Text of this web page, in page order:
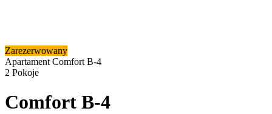
Zarezerwowany
Apartament Comfort B-4​​​​‌ ‍ ​‍​‍‌‍ ‌ ​‍‌‍‍‌‌‍‌ ‌‍‍‌‌‍ ‍​‍​‍​ ‍‍​‍​‍‌ ​ ‌‍​‌‌‍ ‍‌‍‍‌‌ ‌​‌ ‍‌​‍ ‍‌‍‍‌‌‍ ​‍​‍​‍ ​​‍​‍‌‍‍​‌ ​‍‌‍‌‌‌‍‌‍​‍​‍​ ‍‍​‍​‍​‍ ‌ ​ ‌ ‌​‌ ‌‌‌‍‌​‌‍‍‌‌‍ ​‍ ‌‍‍‌‌‍ ‍‌ ‌​‌‍‌‌‌‍ ‍‌ ‌​​‍ ‌‍‌‌‌‍‌​‌‍‍‌‌ ‌​​‍ ‌‍ ‌‌‍ ‌‍‌​‌‍‌‌​ ‌‌ ​​‌ ​‍‌‍‌‌‌ ​ ‌‍‌‌‌‍ ‍‌ ‌​‌‍​‌‌ ‌​‌‍‍‌‌‍ ‌‍ ‍​ ‍ ‌‍‍‌‌‍‌​​ ‌​ ‌ ​ ​ ​ ​​​ ‍​​ ​ ​ ​ ​ ‌ ​ ‍​​‍ ‌​ ‌‌​ ‌‍‌‍‌​​ ‌​​‍ ‌​ ‌​​ ​ ‌‍‌‌​ ‌ ​‍ ‌​ ‍​​ ‍​‌‍​‌‌‍​‌​‍ ‌‌‍‌​​ ‌‌​ ‍‌​ ​‌​ ​​‌‍‌‍​ ​​​ ​‌​ ‍‌​ ​ ‌‍​ ​ ​​​ ‍ ‌ ‌​‌ ‍‌‌ ​​‌‍‌‌​ ‌‌‍​‌‌ ​​‌‍​‌‌ ​‍‌ ‌​‌‍ ‌‌‍‌‌‌‍ ‍‌ ‌​​ ‍ ‌ ​​‌‍​‌‌ ‌​‌‍‍​​ ‌‌‍ ‍‌‍​‌‌‍ ‌‌‍‌‌​ ‌‍​‍‌‍​‌‌ ​ ‌‍‌‌‌‌‌‌‌ ​‍‌‍ ​​ ‌​‍‌‌​ ​‍‌​‌‍‌ ​ ‌ ‌​‌ ‌‌‌‍‌​‌‍‍‌‌‍ ​‍‌‍‌‍‍‌‌‍‌​​ ‌​ ‌ ​ ​ ​ ​​​ ‍​​ ​ ​ ​ ​ ‌ ​ ‍​​‍ ‌​ ‌‌​ ‌‍‌‍‌​​ ‌​​‍ ‌​ ‌​​ ​ ‌‍‌‌​ ‌ ​‍ ‌​ ‍​​ ‍​‌‍​‌‌‍​‌​‍ ‌‌‍‌​​ ‌‌​ ‍‌​ ​‌​ ​​‌‍‌‍​ ​​​ ​‌​ ‍‌​ ​ ‌‍​ ​ ​​​‍‌‍‌ ‌​‌ ‍‌‌ ​​‌‍‌‌​ ‌‌‍​‌‌ ​​‌‍​‌‌ ​‍‌ ‌​‌‍ ‌‌‍‌‌‌‍ ‍‌ ‌​​‍‌‍‌ ​​‌‍​‌‌ ‌​‌‍‍​​ ‌‌‍ ‍‌‍​‌‌‍ ‌‌‍‌‌​‍‌‍‌ ​​‌‍‌‌‌ ​‍‌ ​ ‌ ​​‌‍‌‌‌‍​ ‌ ‌​‌‍‍‌‌ ‌‍‌‍‌‌​ ‌‌ ​​‌ ‌‌‌‍​‍‌‍ ​‌‍‍‌‌ ​ ‌‍‍​‌‍‌‌‌‍‌​​‍​‍‌ ‌
2 Pokoje
Comfort B-4​​​​‌ ‍ ​‍​‍‌‍ ‌ ​‍‌‍‍‌‌‍‌ ‌‍‍‌‌‍ ‍​‍​‍​ ‍‍​‍​‍‌ ​ ‌‍​‌‌‍ ‍‌‍‍‌‌ ‌​‌ ‍‌​‍ ‍‌‍‍‌‌‍ ​‍​‍​‍ ​​‍​‍‌‍‍​‌ ​‍‌‍‌‌‌‍‌‍​‍​‍​ ‍‍​‍​‍​‍ ‌ ​ ‌ ‌​‌ ‌‌‌‍‌​‌‍‍‌‌‍ ​‍ ‌‍‍‌‌‍ ‍‌ ‌​‌‍‌‌‌‍ ‍‌ ‌​​‍ ‌‍‌‌‌‍‌​‌‍‍‌‌ ‌​​‍ ‌‍ ‌‌‍ ‌‍‌​‌‍‌‌​ ‌‌ ​​‌ ​‍‌‍‌‌‌ ​ ‌‍‌‌‌‍ ‍‌ ‌​‌‍​‌‌ ‌​‌‍‍‌‌‍ ‌‍ ‍​ ‍ ‌‍‍‌‌‍‌​​ ‌​ ‌ ​ ​ ​ ​​​ ‍​​ ​ ​ ​ ​ ‌ ​ ‍​​‍ ‌​ ‌‌​ ‌‍‌‍‌​​ ‌​​‍ ‌​ ‌​​ ​ ‌‍‌‌​ ‌ ​‍ ‌​ ‍​​ ‍​‌‍​‌‌‍​‌​‍ ‌‌‍‌​​ ‌‌​ ‍‌​ ​‌​ ​​‌‍‌‍​ ​​​ ​‌​ ‍‌​ ​ ‌‍​ ​ ​​​ ‍ ‌ ‌​‌ ‍‌‌ ​​‌‍‌‌​ ‌‌‍​‌‌ ​​‌‍​‌‌ ​‍‌ ‌​‌‍ ‌‌‍‌‌‌‍ ‍‌ ‌​​ ‍ ‌ ​​‌‍​‌‌ ‌​‌‍‍​​ ‌‌‍ ‍‌‍​‌‌‍ ‌‌‍‌‌​ ‌‍​‍‌‍​‌‌ ​ ‌‍‌‌‌‌‌‌‌ ​‍‌‍ ​​ ‌​‍‌‌​ ​‍‌​‌‍‌ ​ ‌ ‌​‌ ‌‌‌‍‌​‌‍‍‌‌‍ ​‍‌‍‌‍‍‌‌‍‌​​ ‌​ ‌ ​ ​ ​ ​​​ ‍​​ ​ ​ ​ ​ ‌ ​ ‍​​‍ ‌​ ‌‌​ ‌‍‌‍‌​​ ‌​​‍ ‌​ ‌​​ ​ ‌‍‌‌​ ‌ ​‍ ‌​ ‍​​ ‍​‌‍​‌‌‍​‌​‍ ‌‌‍‌​​ ‌‌​ ‍‌​ ​‌​ ​​‌‍‌‍​ ​​​ ​‌​ ‍‌​ ​ ‌‍​ ​ ​​​‍‌‍‌ ‌​‌ ‍‌‌ ​​‌‍‌‌​ ‌‌‍​‌‌ ​​‌‍​‌‌ ​‍‌ ‌​‌‍ ‌‌‍‌‌‌‍ ‍‌ ‌​​‍‌‍‌ ​​‌‍​‌‌ ‌​‌‍‍​​ ‌‌‍ ‍‌‍​‌‌‍ ‌‌‍‌‌​‍‌‍‌ ​​‌‍‌‌‌ ​‍‌ ​ ‌ ​​‌‍‌‌‌‍​ ‌ ‌​‌‍‍‌‌ ‌‍‌‍‌‌​ ‌‌ ​​‌ ‌‌‌‍​‍‌‍ ​‌‍‍‌‌ ​ ‌‍‍​‌‍‌‌‌‍‌​​‍​‍‌ ‌